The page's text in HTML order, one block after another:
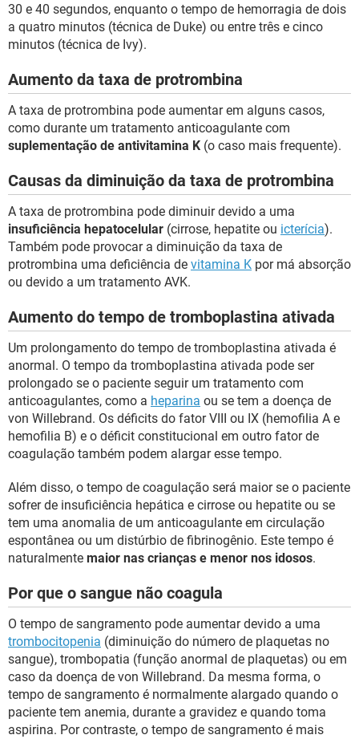
30 e 40 segundos, enquanto o tempo de hemorragia de dois
a quatro minutos (técnica de Duke) ou entre três e cinco
minutos (técnica de Ivy).
Aumento da taxa de protrombina
A taxa de protrombina pode aumentar em alguns casos,
como durante um tratamento anticoagulante com
suplementação de antivitamina K (o caso mais frequente).
Causas da diminuição da taxa de protrombina
A taxa de protrombina pode diminuir devido a uma
insuficiência hepatocelular (cirrose, hepatite ou icterícia).
Também pode provocar a diminuição da taxa de
protrombina uma deficiência de vitamina K por má absorção
ou devido a um tratamento AVK.
Aumento do tempo de tromboplastina ativada
Um prolongamento do tempo de tromboplastina ativada é
anormal. O tempo da tromboplastina ativada pode ser
prolongado se o paciente seguir um tratamento com
anticoagulantes, como a heparina ou se tem a doença de
von Willebrand. Os déficits do fator VIII ou IX (hemofilia A e
hemofilia B) e o déficit constitucional em outro fator de
coagulação também podem alargar esse tempo.
Além disso, o tempo de coagulação será maior se o paciente
sofrer de insuficiência hepática e cirrose ou hepatite ou se
tem uma anomalia de um anticoagulante em circulação
espontânea ou um distúrbio de fibrinogênio. Este tempo é
naturalmente maior nas crianças e menor nos idosos.
Por que o sangue não coagula
O tempo de sangramento pode aumentar devido a uma
trombocitopenia (diminuição do número de plaquetas no
sangue), trombopatia (função anormal de plaquetas) ou em
caso da doença de von Willebrand. Da mesma forma, o
tempo de sangramento é normalmente alargado quando o
paciente tem anemia, durante a gravidez e quando toma
aspirina. Por contraste, o tempo de sangramento é mais